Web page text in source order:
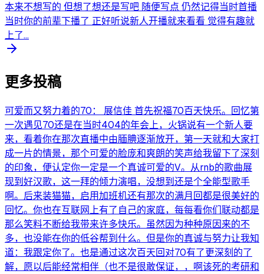
本来不想写的 但想了想还是写吧 随便写点 仍然记得当时首播
当时你的前辈下播了 正好听说新人开播就来看看 觉得有趣就
上了...
更多投稿
可爱而又努力着的70： 展信佳 首先祝福70百天快乐。回忆第
一次遇见70还是在当时404的年会上，火锅说有一个新人要
来，看着你在那次直播中由腼腆逐渐放开，第一天就和大家打
成一片的情景，那个可爱的脸庞和爽朗的笑声给我留下了深刻
的印象，便认定你一定是一个真诚可爱的V。从rnb的歌曲展
现到好汉歌，这一拜的倾力演唱，没想到还是个全能型歌手
啊。后来装猫猫，启用加班机还有那次的满月回都是很美好的
回忆。你也在互联网上有了自己的家庭，每每看你们联动都是
那么笑料不断给我带来许多快乐。虽然因为种种原因来的不
多，也没能在你的低谷帮到什么。但是你的真诚与努力让我知
道：我跟定你了。也是通过这次百天回对70有了更深刻的了
解，愿以后能经常相伴（也不是很敢保证，，啊该死的考研和